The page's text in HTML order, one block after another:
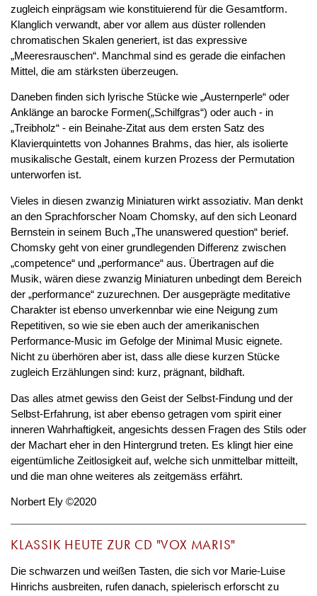
zugleich einprägsam wie konstituierend für die Gesamtform.
Klanglich verwandt, aber vor allem aus düster rollenden
chromatischen Skalen generiert, ist das expressive
„Meeresrauschen“. Manchmal sind es gerade die einfachen
Mittel, die am stärksten überzeugen.
Daneben finden sich lyrische Stücke wie „Austernperle“ oder
Anklänge an barocke Formen(„Schilfgras“) oder auch - in
„Treibholz“ - ein Beinahe-Zitat aus dem ersten Satz des
Klavierquintetts von Johannes Brahms, das hier, als isolierte
musikalische Gestalt, einem kurzen Prozess der Permutation
unterworfen ist.
Vieles in diesen zwanzig Miniaturen wirkt assoziativ. Man denkt
an den Sprachforscher Noam Chomsky, auf den sich Leonard
Bernstein in seinem Buch „The unanswered question“ berief.
Chomsky geht von einer grundlegenden Differenz zwischen
„competence“ und „performance“ aus. Übertragen auf die
Musik, wären diese zwanzig Miniaturen unbedingt dem Bereich
der „performance“ zuzurechnen. Der ausgeprägte meditative
Charakter ist ebenso unverkennbar wie eine Neigung zum
Repetitiven, so wie sie eben auch der amerikanischen
Performance-Music im Gefolge der Minimal Music eignete.
Nicht zu überhören aber ist, dass alle diese kurzen Stücke
zugleich Erzählungen sind: kurz, prägnant, bildhaft.
Das alles atmet gewiss den Geist der Selbst-Findung und der
Selbst-Erfahrung, ist aber ebenso getragen vom spirit einer
inneren Wahrhaftigkeit, angesichts dessen Fragen des Stils oder
der Machart eher in den Hintergrund treten. Es klingt hier eine
eigentümliche Zeitlosigkeit auf, welche sich unmittelbar mitteilt,
und die man ohne weiteres als zeitgemäss erfährt.
Norbert Ely ©2020
KLASSIK HEUTE ZUR CD "VOX MARIS"
Die schwarzen und weißen Tasten, die sich vor Marie-Luise
Hinrichs ausbreiten, rufen danach, spielerisch erforscht zu